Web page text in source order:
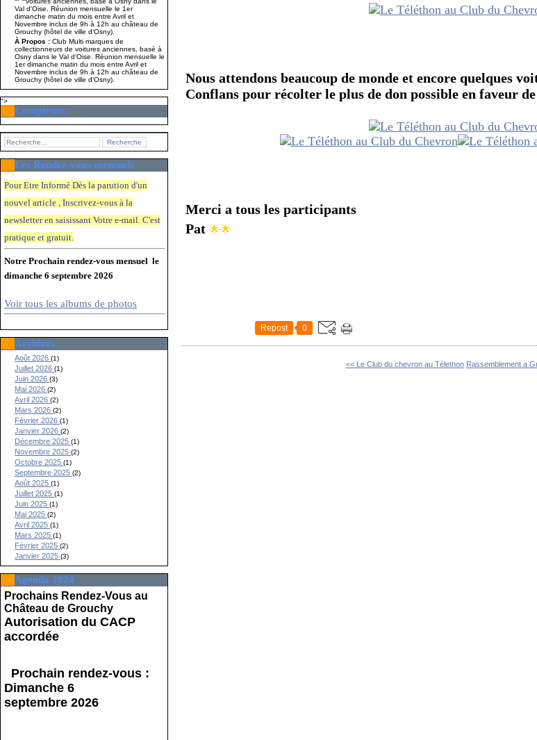
À Propos :Club Multi marques de
collectionneurs de voitures anciennes, basé à
Osny dans le Val d'Oise. Réunion mensuelle le
1er dimanche matin du mois entre Avril et
Novembre inclus de 9h à 12h au château de
Grouchy (hôtel de ville d'Osny).
">
Compteurs
Les Rendez-vous mensuels
Pour Etre Informé Dès la parution d'un
nouvel article , Inscrivez-vous à la
newsletter en saisissant Votre e-mail. C'est
pratique et gratuit.
Notre Prochain rendez-vous mensuel le
dimanche 6 septembre 2026
Voir tous les albums de photos
Archives
Août 2026(1)
Juillet 2026(1)
Juin 2026(3)
Mai 2026(2)
Avril 2026(2)
Mars 2026(2)
Février 2026(1)
Janvier 2026(2)
Décembre 2025(1)
Novembre 2025(2)
Octobre 2025(1)
Septembre 2025(2)
Août 2025(1)
Juillet 2025(1)
Juin 2025(1)
Mai 2025(2)
Avril 2025(1)
Mars 2025(1)
Février 2025(2)
Janvier 2025(3)
Agenda 2024
Prochains Rendez-Vous au
Château de Grouchy
Autorisation du CACP
accordée
Prochain rendez-vous :
Dimanche 6
septembre 2026
Nous attendons beaucoup de monde et encore quelques
Conflans pour récolter le plus de don possible en faveur de
Merci a tous les participants
Pat 🌟🌟
Repost 0
<< Le Club du chevron au Télethon Rassemblement a